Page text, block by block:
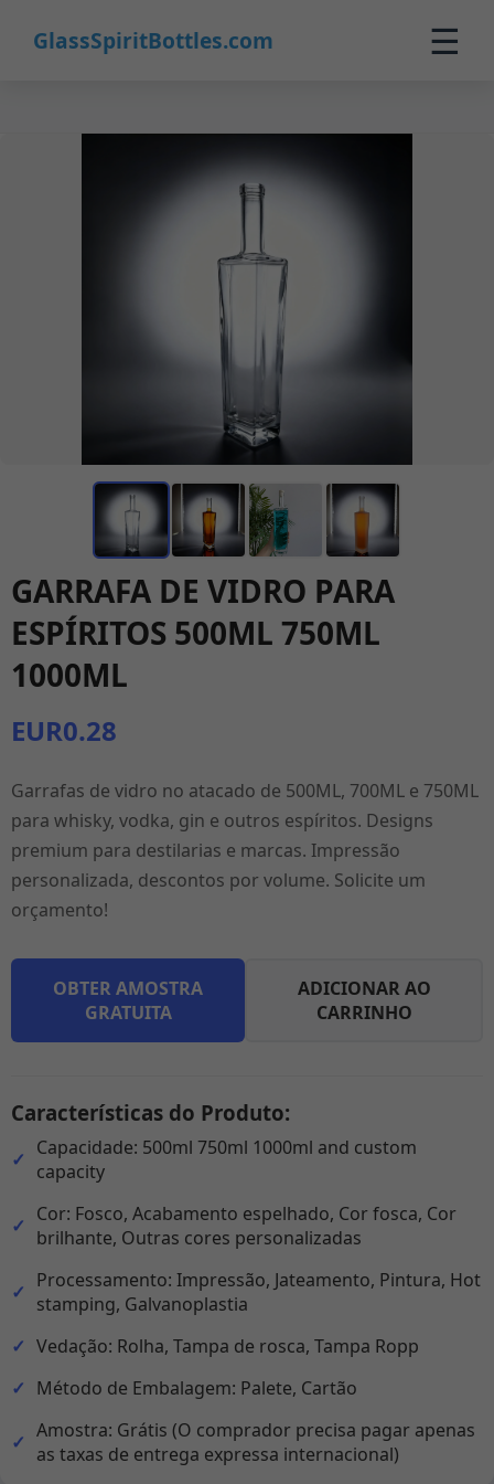
GlassSpiritBottles.com ☰
Produtos
Personalizados
Sobre
Contato
🛒 Carrinho
GARRAFA DE VIDRO PARA
ESPÍRITOS 500ML 750ML
1000ML
EUR0.28
Garrafas de vidro no atacado de 500ML, 700ML e 750ML
para whisky, vodka, gin e outros espíritos. Designs
premium para destilarias e marcas. Impressão
personalizada, descontos por volume. Solicite um
orçamento!
OBTER AMOSTRA
GRATUITA
ADICIONAR AO
CARRINHO
Características do Produto:
Capacidade: 500ml 750ml 1000ml and custom
capacity
Cor: Fosco, Acabamento espelhado, Cor fosca, Cor
brilhante, Outras cores personalizadas
Processamento: Impressão, Jateamento, Pintura, Hot
stamping, Galvanoplastia
Vedação: Rolha, Tampa de rosca, Tampa Ropp
Método de Embalagem: Palete, Cartão
Amostra: Grátis (O comprador precisa pagar apenas
as taxas de entrega expressa internacional)